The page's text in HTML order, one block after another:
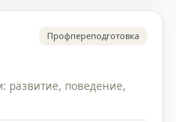
Профпереподготовка
развитие, поведение,